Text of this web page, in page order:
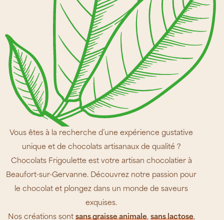
Vous êtes à la recherche d’une expérience gustative
unique et de chocolats artisanaux de qualité ?
Chocolats Frigoulette est votre artisan chocolatier à
Beaufort-sur-Gervanne. Découvrez notre passion pour
le chocolat et plongez dans un monde de saveurs
exquises.
Nos créations sont sans graisse animale, sans lactose,